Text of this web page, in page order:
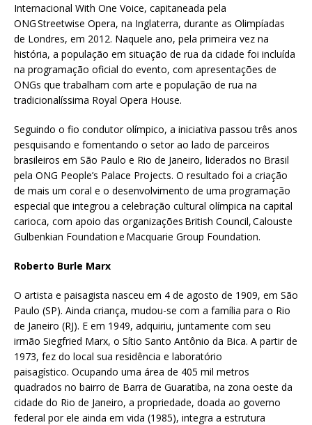
Internacional With One Voice, capitaneada pela
ONG Streetwise Opera, na Inglaterra, durante as Olimpíadas
de Londres, em 2012. Naquele ano, pela primeira vez na
história, a população em situação de rua da cidade foi incluída
na programação oficial do evento, com apresentações de
ONGs que trabalham com arte e população de rua na
tradicionalíssima Royal Opera House.
Seguindo o fio condutor olímpico, a iniciativa passou três anos
pesquisando e fomentando o setor ao lado de parceiros
brasileiros em São Paulo e Rio de Janeiro, liderados no Brasil
pela ONG People’s Palace Projects. O resultado foi a criação
de mais um coral e o desenvolvimento de uma programação
especial que integrou a celebração cultural olímpica na capital
carioca, com apoio das organizações British Council, Calouste
Gulbenkian Foundation e Macquarie Group Foundation.
Roberto Burle Marx
O artista e paisagista nasceu em 4 de agosto de 1909, em São
Paulo (SP). Ainda criança, mudou-se com a família para o Rio
de Janeiro (RJ). E em 1949, adquiriu, juntamente com seu
irmão Siegfried Marx, o Sítio Santo Antônio da Bica. A partir de
1973, fez do local sua residência e laboratório
paisagístico. Ocupando uma área de 405 mil metros
quadrados no bairro de Barra de Guaratiba, na zona oeste da
cidade do Rio de Janeiro, a propriedade, doada ao governo
federal por ele ainda em vida (1985), integra a estrutura